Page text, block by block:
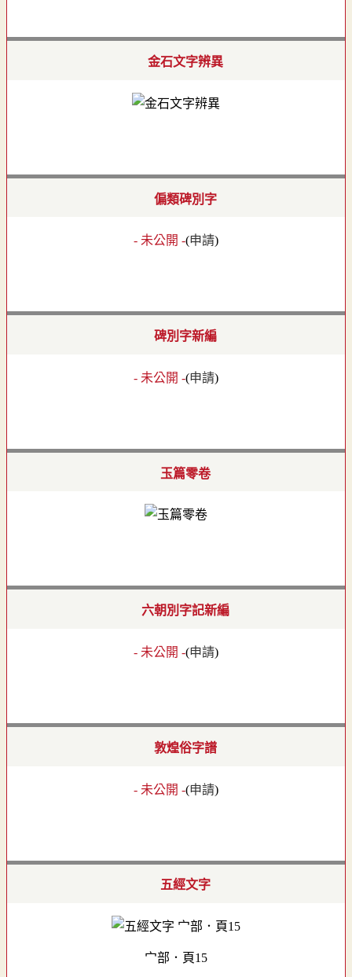
金石文字辨異
偏類碑別字
- 未公開 -(申請)
碑別字新編
- 未公開 -(申請)
玉篇零卷
六朝別字記新編
- 未公開 -(申請)
敦煌俗字譜
- 未公開 -(申請)
五經文字
宀部．頁15